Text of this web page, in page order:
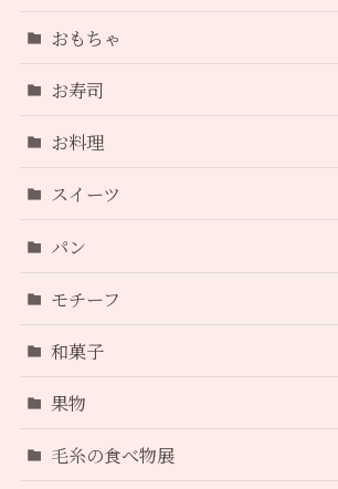
おもちゃ
お寿司
お料理
スイーツ
パン
モチーフ
和菓子
果物
毛糸の食べ物展